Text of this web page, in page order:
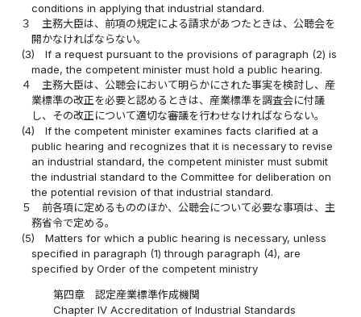
conditions in applying that industrial standard.
３
主務大臣は、前項の規定による請求があつたときは、公聴会を
開かなければならない。
(3)
If a request pursuant to the provisions of paragraph (2) is
made, the competent minister must hold a public hearing.
４
主務大臣は、公聴会において明らかにされた事実を検討し、産
業標準の改正を必要と認めるときは、産業標準を調査会に付議
し、その改正について適切な審議を行わせなければならない。
(4)
If the competent minister examines facts clarified at a
public hearing and recognizes that it is necessary to revise
an industrial standard, the competent minister must submit
the industrial standard to the Committee for deliberation on
the potential revision of that industrial standard.
５
前各項に定めるもののほか、公聴会について必要な事項は、主
務省令で定める。
(5)
Matters for which a public hearing is necessary, unless
specified in paragraph (1) through paragraph (4), are
specified by Order of the competent ministry
第四章 認定産業標準作成機関
Chapter IV Accreditation of Industrial Standards